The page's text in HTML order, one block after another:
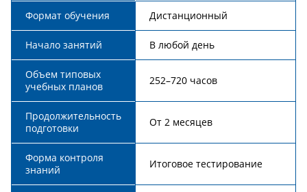
Формат обучения Дистанционный
Начало занятий В любой день
Объем типовых
учебных планов
252–720 часов
Продолжительность
подготовки
От 2 месяцев
Форма контроля
знаний
Итоговое тестирование